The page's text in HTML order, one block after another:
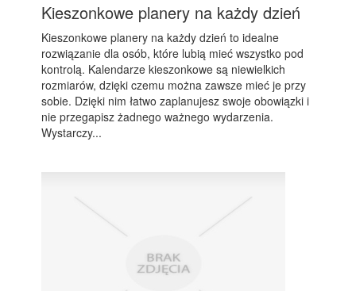
Kieszonkowe planery na każdy dzień
Kieszonkowe planery na każdy dzień to idealne
rozwiązanie dla osób, które lubią mieć wszystko pod
kontrolą. Kalendarze kieszonkowe są niewielkich
rozmiarów, dzięki czemu można zawsze mieć je przy
sobie. Dzięki nim łatwo zaplanujesz swoje obowiązki i
nie przegapisz żadnego ważnego wydarzenia.
Wystarczy...